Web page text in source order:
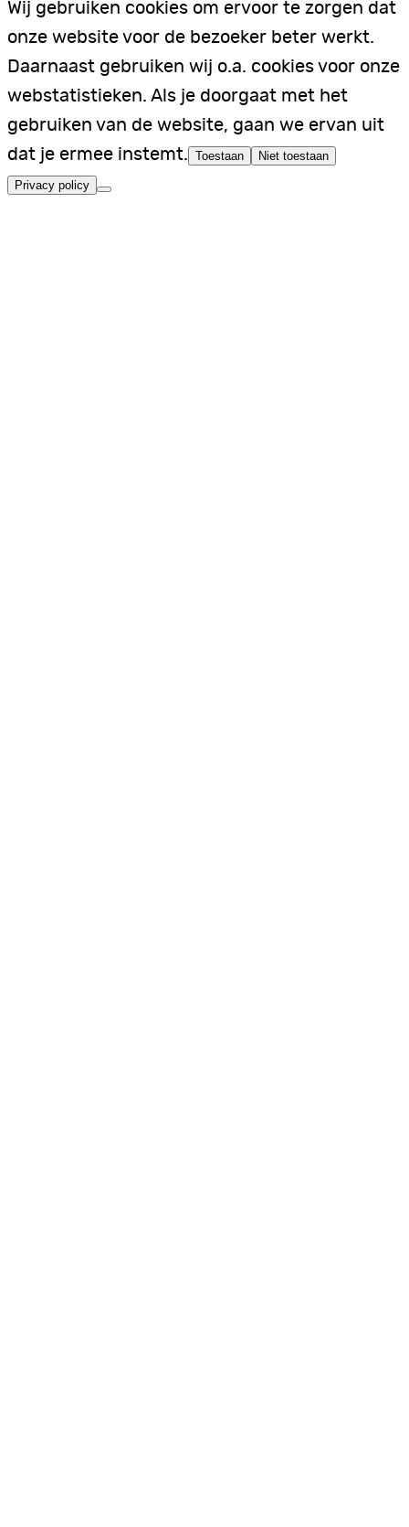
Wij gebruiken cookies om ervoor te zorgen dat
onze website voor de bezoeker beter werkt.
Daarnaast gebruiken wij o.a. cookies voor onze
webstatistieken. Als je doorgaat met het
gebruiken van de website, gaan we ervan uit
dat je ermee instemt. Toestaan Niet toestaan
Privacy policy